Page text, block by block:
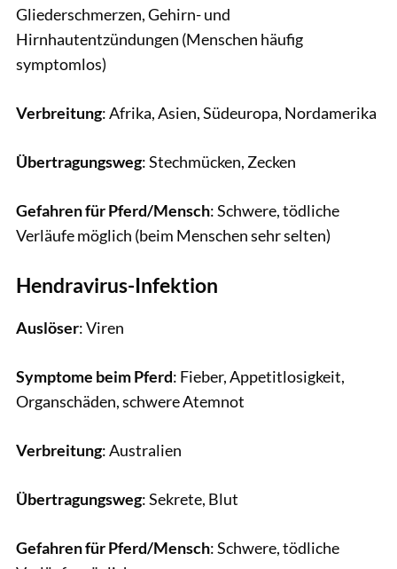
Gliederschmerzen, Gehirn- und
Hirnhautentzündungen (Menschen häufig
symptomlos)
Verbreitung: Afrika, Asien, Südeuropa, Nordamerika
Übertragungsweg: Stechmücken, Zecken
Gefahren für Pferd/Mensch: Schwere, tödliche
Verläufe möglich (beim Menschen sehr selten)
Hendravirus-Infektion
Auslöser: Viren
Symptome beim Pferd: Fieber, Appetitlosigkeit,
Organschäden, schwere Atemnot
Verbreitung: Australien
Übertragungsweg: Sekrete, Blut
Gefahren für Pferd/Mensch: Schwere, tödliche